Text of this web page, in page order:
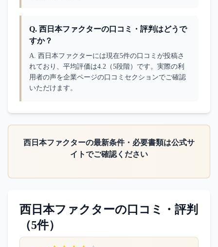
Q. 西日本ファクターの口コミ・評判はどうで
すか？
A. 西日本ファクターには現在5件の口コミが投稿さ
れており、平均評価は4.2（5段階）です。実際の利
用者の声を企業ページの口コミセクションでご確認
いただけます。
西日本ファクターの最新条件・必要書類は公式サ
イトでご確認ください
西日本ファクターの口コミ・評判
（5件）